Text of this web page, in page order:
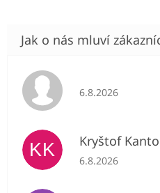
Hodnocení
6.8.2026
KK Kryštof
Hodnocení
6.8.2026